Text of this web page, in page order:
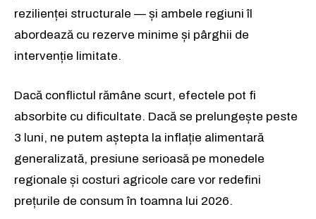
rezilienței structurale — și ambele regiuni îl
abordează cu rezerve minime și pârghii de
intervenție limitate.
Dacă conflictul rămâne scurt, efectele pot fi
absorbite cu dificultate. Dacă se prelungește peste
3 luni, ne putem aștepta la inflație alimentară
generalizată, presiune serioasă pe monedele
regionale și costuri agricole care vor redefini
prețurile de consum în toamna lui 2026.